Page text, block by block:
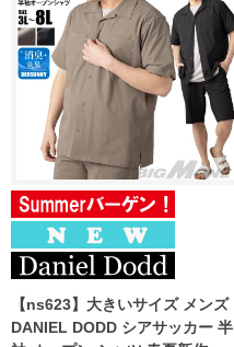
【ns623】大きいサイズ メンズ
DANIEL DODD シアサッカー 半